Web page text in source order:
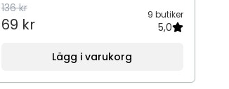
136 kr
69 kr
9 butiker
5,0
Lägg i varukorg